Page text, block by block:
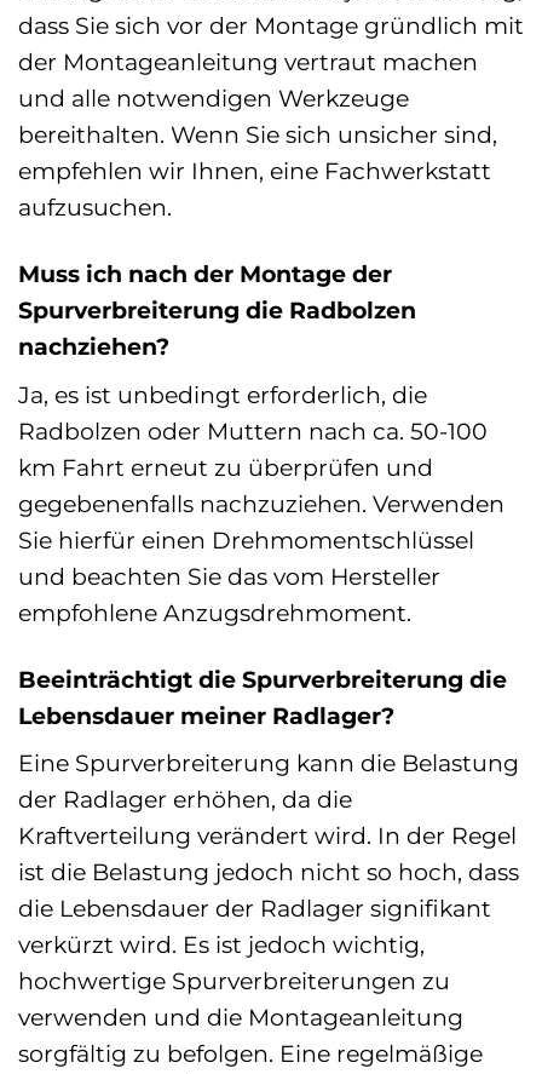
dass Sie sich vor der Montage gründlich mit
der Montageanleitung vertraut machen
und alle notwendigen Werkzeuge
bereithalten. Wenn Sie sich unsicher sind,
empfehlen wir Ihnen, eine Fachwerkstatt
aufzusuchen.
Muss ich nach der Montage der
Spurverbreiterung die Radbolzen
nachziehen?
Ja, es ist unbedingt erforderlich, die
Radbolzen oder Muttern nach ca. 50-100
km Fahrt erneut zu überprüfen und
gegebenenfalls nachzuziehen. Verwenden
Sie hierfür einen Drehmomentschlüssel
und beachten Sie das vom Hersteller
empfohlene Anzugsdrehmoment.
Beeinträchtigt die Spurverbreiterung die
Lebensdauer meiner Radlager?
Eine Spurverbreiterung kann die Belastung
der Radlager erhöhen, da die
Kraftverteilung verändert wird. In der Regel
ist die Belastung jedoch nicht so hoch, dass
die Lebensdauer der Radlager signifikant
verkürzt wird. Es ist jedoch wichtig,
hochwertige Spurverbreiterungen zu
verwenden und die Montageanleitung
sorgfältig zu befolgen. Eine regelmäßige